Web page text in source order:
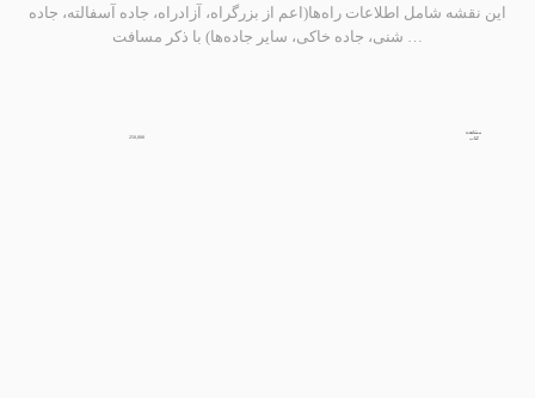
این نقشه شامل اطلاعات راه‌ها(اعم از بزرگراه، آزادراه، جاده آسفالته، جاده
شنی، جاده خاکی، سایر جاده‌ها) با ذکر مسافت …
250,000
مشاهده
کتاب